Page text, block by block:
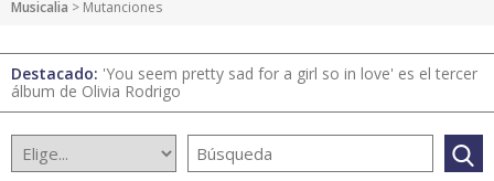
Musicalia > Mutanciones
Destacado: 'You seem pretty sad for a girl so in love' es el tercer
álbum de Olivia Rodrigo